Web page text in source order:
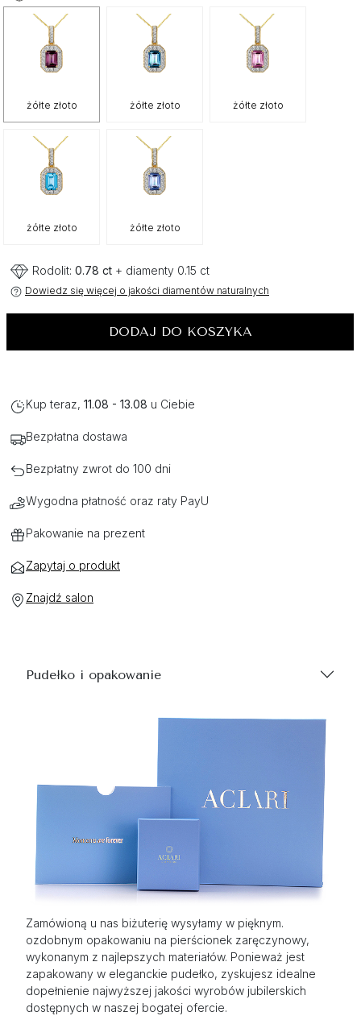
żółte złoto żółte złoto żółte złoto
żółte złoto żółte złoto
Rodolit: 0.78 ct + diamenty 0.15 ct
Dowiedz się więcej o jakości diamentów naturalnych
DODAJ DO KOSZYKA
Kup teraz, 11.08 - 13.08 u Ciebie
Bezpłatna dostawa
Bezpłatny zwrot do 100 dni
Wygodna płatność oraz raty PayU
Pakowanie na prezent
Zapytaj o produkt
Znajdź salon
Pudełko i opakowanie
Zamówioną u nas biżuterię wysyłamy w pięknym.
ozdobnym opakowaniu na pierścionek zaręczynowy,
wykonanym z najlepszych materiałów. Ponieważ jest
zapakowany w eleganckie pudełko, zyskujesz idealne
dopełnienie najwyższej jakości wyrobów jubilerskich
dostępnych w naszej bogatej ofercie.